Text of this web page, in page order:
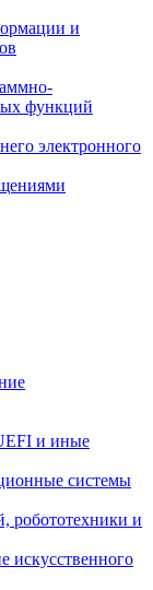
и
функций
электронного
и иные
системы
робототехники и
искусственного